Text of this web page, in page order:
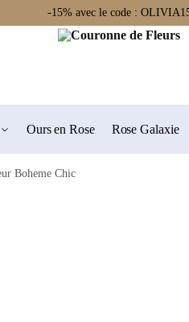
-15% avec le code :
Ours en Rose Rose Galaxie
Boheme Chic